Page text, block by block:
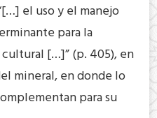
el uso y el manejo
para la
[…]” (p. 405), en
mineral, en donde lo
para su